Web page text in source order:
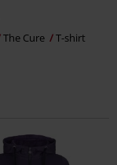
The Cure T-shirt